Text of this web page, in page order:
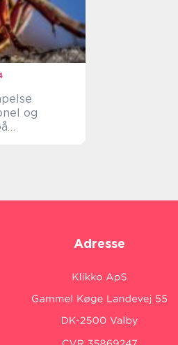
og
Adresse